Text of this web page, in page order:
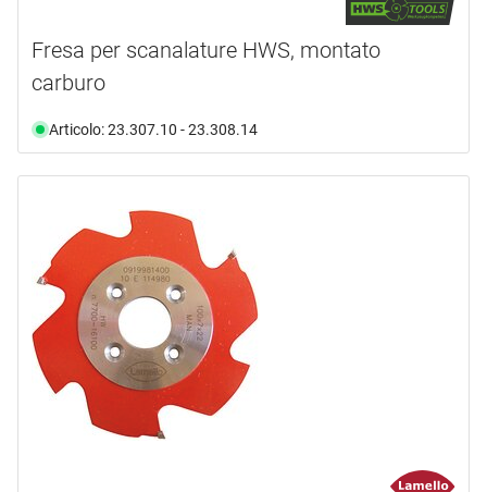
Fresa per scanalature HWS, montato
carburo
Articolo: 23.307.10 - 23.308.14